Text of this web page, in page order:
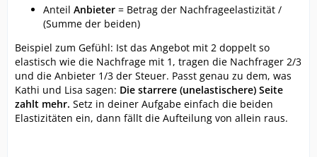
Anteil Anbieter = Betrag der Nachfrageelastizität /
(Summe der beiden)
Beispiel zum Gefühl: Ist das Angebot mit 2 doppelt so
elastisch wie die Nachfrage mit 1, tragen die Nachfrager 2/3
und die Anbieter 1/3 der Steuer. Passt genau zu dem, was
Kathi und Lisa sagen: Die starrere (unelastischere) Seite
zahlt mehr. Setz in deiner Aufgabe einfach die beiden
Elastizitäten ein, dann fällt die Aufteilung von allein raus.